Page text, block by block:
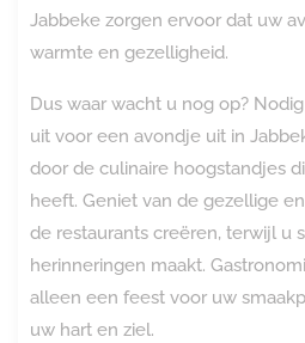
Jabbeke zorgen ervoor dat uw
warmte en gezelligheid.
Dus waar wacht u nog op?
uit voor een avondje uit in
door de culinaire hoogstandjes
heeft. Geniet van de gezellige
de restaurants creëren, terwijl u
herinneringen maakt.
alleen een feest voor uw
uw hart en ziel.